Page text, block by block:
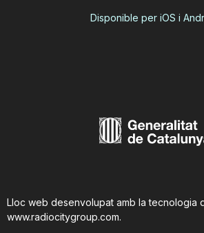
Disponible per iOS i
Lloc web desenvolupat amb la tecnologia
www.radiocitygroup.com.